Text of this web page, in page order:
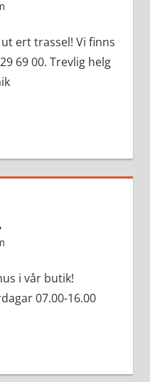
ert trassel! Vi finns
69 00. Trevlig helg
i vår butik!
07.00-16.00